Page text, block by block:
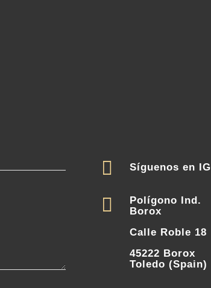
 Síguenos en IG

Polígono Ind.
Borox
Calle Roble 18
45222 Borox
Toledo (Spain)